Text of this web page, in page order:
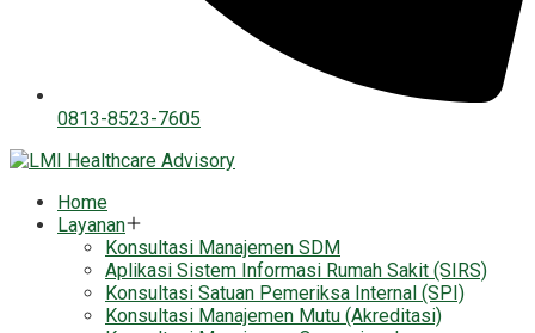
0813-8523-7605
Home
Layanan
Konsultasi Manajemen SDM
Aplikasi Sistem Informasi Rumah Sakit (SIRS)
Konsultasi Satuan Pemeriksa Internal (SPI)
Konsultasi Manajemen Mutu (Akreditasi)